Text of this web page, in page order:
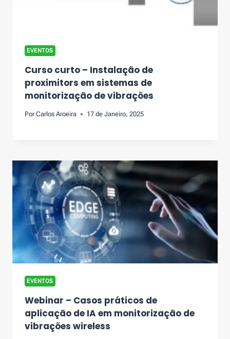
EVENTOS
Curso curto – Instalação de
proximitors em sistemas de
monitorização de vibrações
Por Carlos Aroeira 17 de Janeiro, 2025
EVENTOS
Webinar – Casos práticos de
aplicação de IA em monitorização de
vibrações wireless